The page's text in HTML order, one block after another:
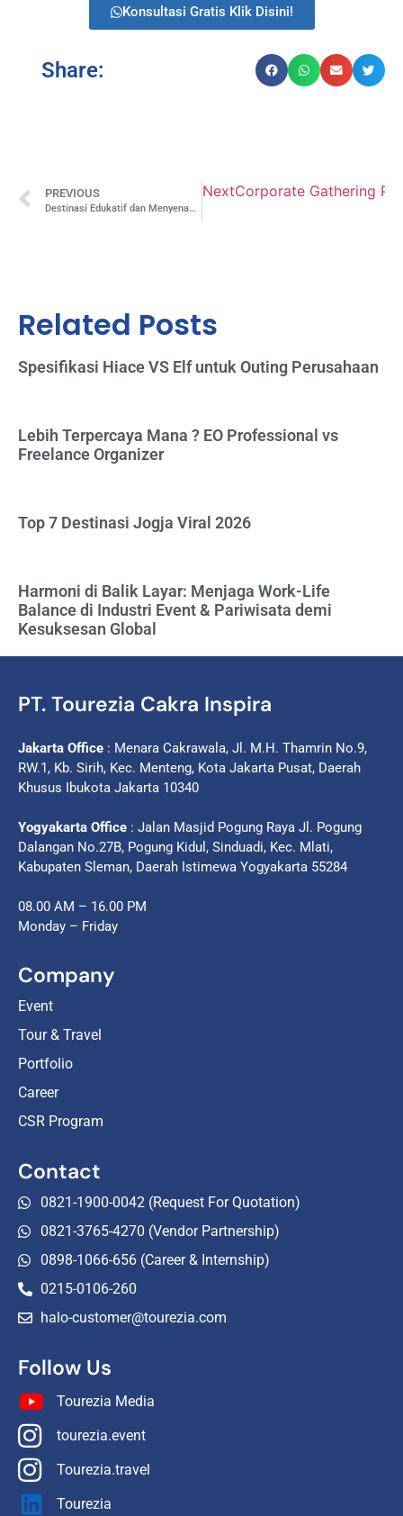
Konsultasi Gratis Klik Disini!
Share:
PREVIOUS
Destinasi Edukatif dan Menyenangkan di Jogja untuk Semua Usia
NextCorporate Gathering
Related Posts
Spesifikasi Hiace VS Elf untuk Outing Perusahaan
Lebih Terpercaya Mana ? EO Professional vs
Freelance Organizer
Top 7 Destinasi Jogja Viral 2026
Harmoni di Balik Layar: Menjaga Work-Life
Balance di Industri Event & Pariwisata demi
Kesuksesan Global
PT. Tourezia Cakra Inspira
Jakarta Office : Menara Cakrawala, Jl. M.H. Thamrin No.9,
RW.1, Kb. Sirih, Kec. Menteng, Kota Jakarta Pusat, Daerah
Khusus Ibukota Jakarta 10340
Yogyakarta Office : Jalan Masjid Pogung Raya Jl. Pogung
Dalangan No.27B, Pogung Kidul, Sinduadi, Kec. Mlati,
Kabupaten Sleman, Daerah Istimewa Yogyakarta 55284
08.00 AM – 16.00 PM
Monday – Friday
Company
Event
Tour & Travel
Portfolio
Career
CSR Program
Contact
0821-1900-0042 (Request For Quotation)
0821-3765-4270 (Vendor Partnership)
0898-1066-656 (Career & Internship)
0215-0106-260
halo-customer@tourezia.com
Follow Us
Tourezia Media
tourezia.event
Tourezia.travel
Tourezia